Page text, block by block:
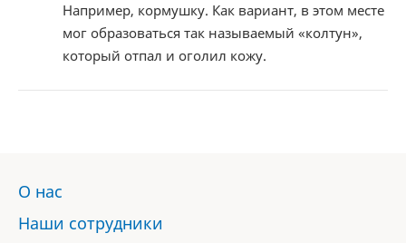
Например, кормушку. Как вариант, в этом месте
мог образоваться так называемый «колтун»,
который отпал и оголил кожу.
О нас
Наши сотрудники